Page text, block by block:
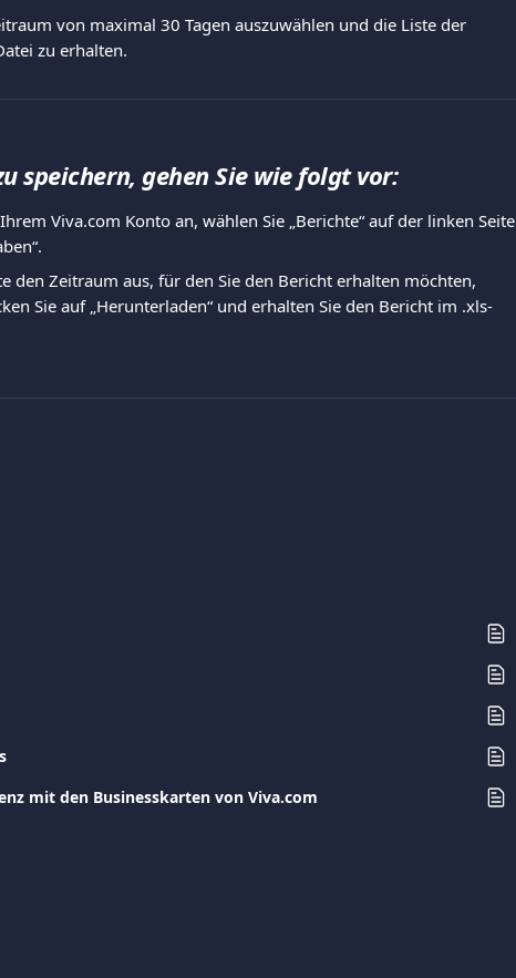
von maximal 30 Tagen auszuwählen und die Liste der
zu erhalten.
speichern, gehen Sie wie folgt vor:
Viva.com Konto an, wählen Sie „Berichte“ auf der linken Seite
den Zeitraum aus, für den Sie den Bericht erhalten möchten,
Sie auf „Herunterladen“ und erhalten Sie den Bericht im .xls-
mit den Businesskarten von Viva.com